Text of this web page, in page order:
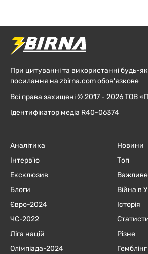
При цитуванні та використанні будь-
посилання на zbirna.com обов'язкове
Всі права захищені © 2017 - 2026 ТОВ
Ідентифікатор медіа R40-06374
Аналітика
Інтерв'ю
Ексклюзив
Блоги
Євро-2024
ЧC-2022
Ліга націй
Олімпіада-2024
Новини
Топ
Важливе
Війна в
Історія
Різне
Гемблінг